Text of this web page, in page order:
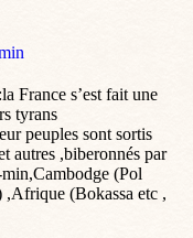
France s’est fait une
tyrans
peuples sont sortis
autres ,biberonnés par
(Pol
,Afrique (Bokassa etc ,